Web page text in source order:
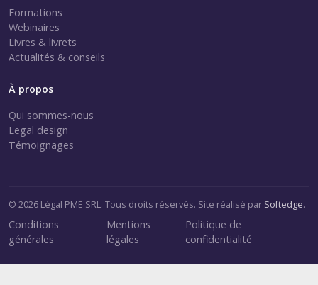
Formations
Webinaires
Livres & livrets
Actualités & conseils
À propos
Qui sommes-nous
Legal design
Témoignages
© 2026 Légal PME SRL. Tous droits réservés. Site réalisé par Softedge.
Conditions
générales
Mentions
légales
Politique de
confidentialité